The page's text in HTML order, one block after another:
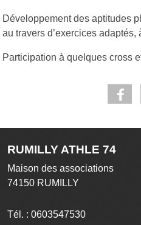
Développement des aptitudes
au travers d’exercices adaptés,
Participation à quelques cross
RUMILLY ATHLE 74
Maison des associations
74150 RUMILLY
Tél. : 0603547530